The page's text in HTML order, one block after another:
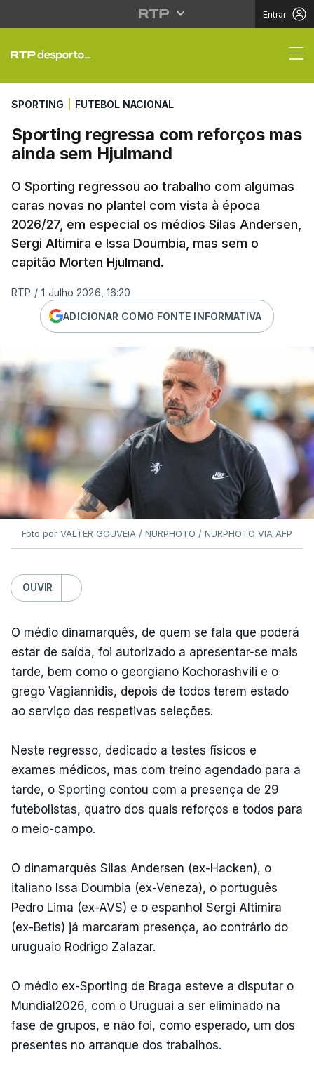
Entrar
Sporting regressa
SPORTING FUTEBOL NACIONAL
Sporting regressa com reforços mas
ainda sem Hjulmand
O Sporting regressou ao trabalho com algumas
caras novas no plantel com vista à época
2026/27, em especial os médios Silas Andersen,
Sergi Altimira e Issa Doumbia, mas sem o
capitão Morten Hjulmand.
RTP / 1 Julho 2026, 16:20
ADICIONAR COMO FONTE INFORMATIVA
Foto por VALTER GOUVEIA / NURPHOTO / NURPHOTO VIA AFP
OUVIR
O médio dinamarquês, de quem se fala que poderá
estar de saída, foi autorizado a apresentar-se mais
tarde, bem como o georgiano Kochorashvili e o
grego Vagiannidis, depois de todos terem estado
ao serviço das respetivas seleções.
Neste regresso, dedicado a testes físicos e
exames médicos, mas com treino agendado para a
tarde, o Sporting contou com a presença de 29
futebolistas, quatro dos quais reforços e todos para
o meio-campo.
O dinamarquês Silas Andersen (ex-Hacken), o
italiano Issa Doumbia (ex-Veneza), o português
Pedro Lima (ex-AVS) e o espanhol Sergi Altimira
(ex-Betis) já marcaram presença, ao contrário do
uruguaio Rodrigo Zalazar.
O médio ex-Sporting de Braga esteve a disputar o
Mundial2026, com o Uruguai a ser eliminado na
fase de grupos, e não foi, como esperado, um dos
presentes no arranque dos trabalhos.